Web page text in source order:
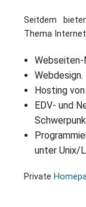
Referenzen
Portrait
Impressum /
Seitdem
Thema
Webdesign.
Hosting
EDV- und
unter Unix/
Private